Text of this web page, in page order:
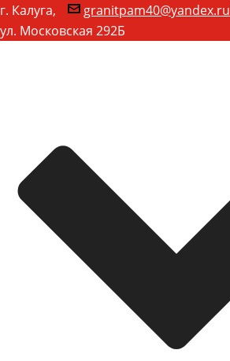
granitpam40@yandex.ru
г. Калуга,
ул. Московская 292Б